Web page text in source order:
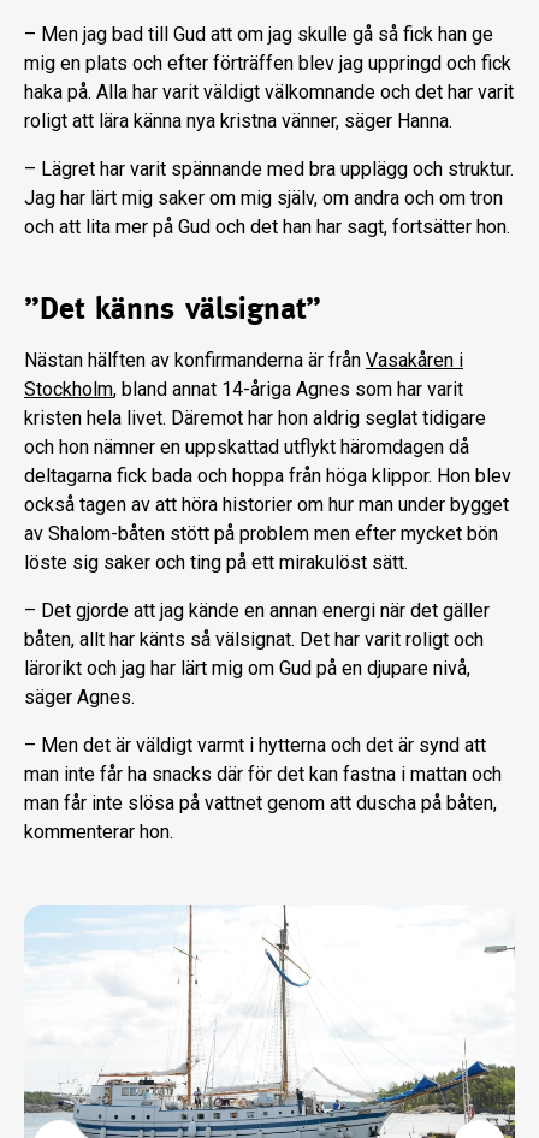
– Men jag bad till Gud att om jag skulle gå så fick han ge
mig en plats och efter förträffen blev jag uppringd och fick
haka på. Alla har varit väldigt välkomnande och det har varit
roligt att lära känna nya kristna vänner, säger Hanna.
– Lägret har varit spännande med bra upplägg och struktur.
Jag har lärt mig saker om mig själv, om andra och om tron
och att lita mer på Gud och det han har sagt, fortsätter hon.
”Det känns välsignat”
Nästan hälften av konfirmanderna är från Vasakåren i
Stockholm, bland annat 14-åriga Agnes som har varit
kristen hela livet. Däremot har hon aldrig seglat tidigare
och hon nämner en uppskattad utflykt häromdagen då
deltagarna fick bada och hoppa från höga klippor. Hon blev
också tagen av att höra historier om hur man under bygget
av Shalom-båten stött på problem men efter mycket bön
löste sig saker och ting på ett mirakulöst sätt.
– Det gjorde att jag kände en annan energi när det gäller
båten, allt har känts så välsignat. Det har varit roligt och
lärorikt och jag har lärt mig om Gud på en djupare nivå,
säger Agnes.
– Men det är väldigt varmt i hytterna och det är synd att
man inte får ha snacks där för det kan fastna i mattan och
man får inte slösa på vattnet genom att duscha på båten,
kommenterar hon.